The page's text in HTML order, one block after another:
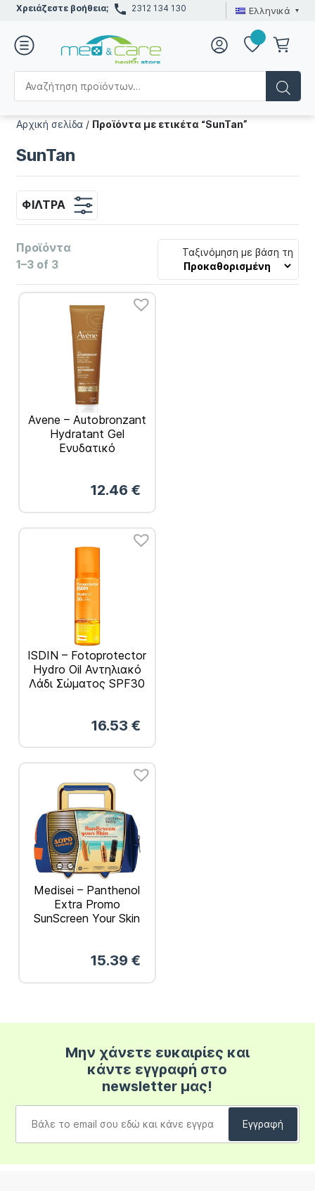
Χρειάζεστε βοήθεια; 2312 134 130 Ελληνικά
Αρχική σελίδα / Προϊόντα με ετικέτα “SunTan”
SunTan
ΦΊΛΤΡΑ
Προϊόντα
1–3 of 3
Ταξινόμηση με βάση τη
Avene – Autobronzant
Hydratant Gel
Ενυδατικό
12.46 €
ISDIN – Fotoprotector
Hydro Oil Αντηλιακό
Λάδι Σώματος SPF30
16.53 €
Medisei – Panthenol
Extra Promo
SunScreen Your Skin
Πρόσωπο-Σώμα
15.39 €
Μην χάνετε ευκαιρίες και
κάντε εγγραφή στο
newsletter μας!